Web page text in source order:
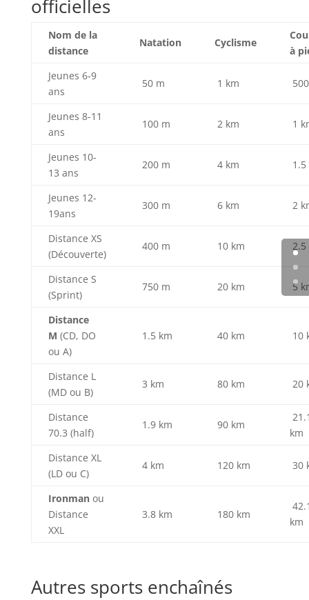
officielles
Nom de la
distance
Natation Cyclisme
à
Jeunes 6-9
ans
50 m 1 km
Jeunes 8-11
ans
100 m 2 km 1
Jeunes 10-
13 ans
200 m 4 km
Jeunes 12-
19ans
300 m 6 km 2
Distance XS
(Découverte)
400 m 10 km 2.5
Distance S
(Sprint)
750 m 20 km 5
Distance
M (CD, DO
ou A)
1.5 km 40 km 10
Distance L
(MD ou B)
3 km 80 km 20
Distance
70.3 (half)
1.9 km 90 km
km
Distance XL
(LD ou C)
4 km 120 km 30
Ironmanou
Distance
XXL
3.8 km 180 km
km
Autres sports enchaînés